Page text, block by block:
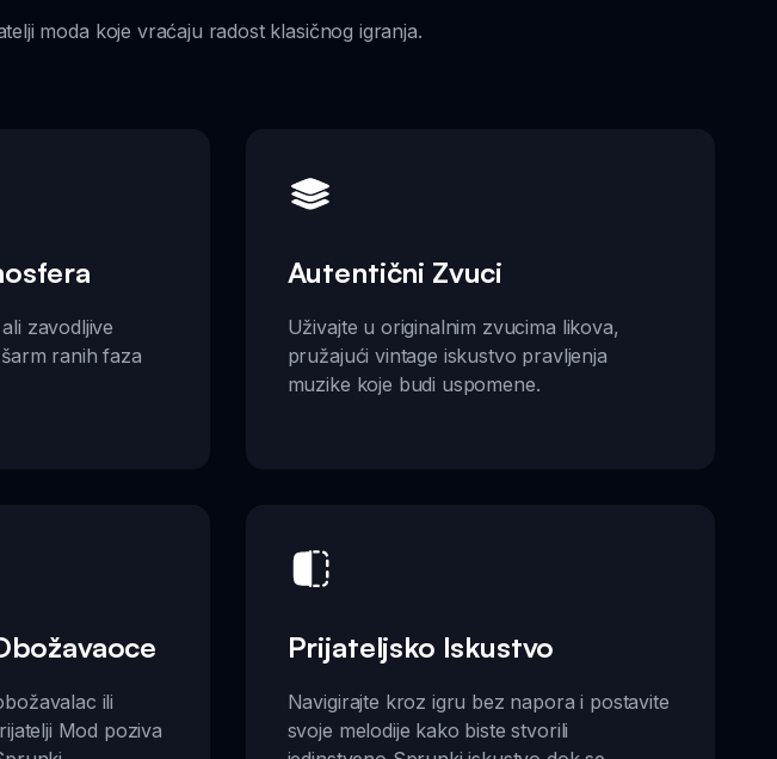
moda koje vraćaju radost klasičnog igranja.
zavodljive
ranih faza
Autentični Zvuci
Uživajte u originalnim zvucima likova,
pružajući vintage iskustvo pravljenja
muzike koje budi uspomene.
ili
Mod poziva
Prijateljsko Iskustvo
Navigirajte kroz igru bez napora i postavite
svoje melodije kako biste stvorili